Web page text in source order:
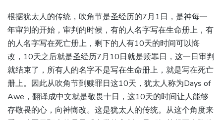
根据犹太人的传统，吹角节是圣经历的7月1日，是神每一
年审判的开始，审判的时候，有的人名字写在生命册上，有
的人名字写在死亡册上，剩下的人有10天的时间可以悔
改，10天之后就是圣经历7月10日就是赎罪日，这一日审判
就结束了，所有人的名字不是写在生命册上，就是写在死亡
册上。因此从吹角节到赎罪日这10天，犹太人称为Days of
Awe，翻译成中文就是敬畏十日，这10天的时间让人能够
存敬畏的心，向神悔改。这是犹太人的传统。从这个角度来